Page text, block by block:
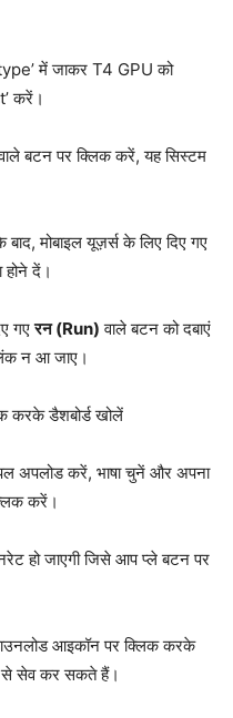
में जाकर T4 GPU को
करें।
बटन पर क्लिक करें, यह सिस्टम
मोबाइल यूज़र्स के लिए दिए गए
दें।
गएरन (Run) वाले बटन को दबाएं
न आ जाए।
करके डैशबोर्ड खोलें
अपलोड करें, भाषा चुनें और अपना
करें।
हो जाएगी जिसे आप प्ले बटन पर
आइकॉन पर क्लिक करके
से सेव कर सकते हैं।